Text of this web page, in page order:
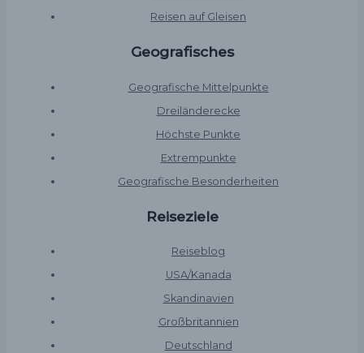
Reisen auf Gleisen
Geografisches
Geografische Mittelpunkte
Dreiländerecke
Höchste Punkte
Extrempunkte
Geografische Besonderheiten
Reiseziele
Reiseblog
USA/Kanada
Skandinavien
Großbritannien
Deutschland